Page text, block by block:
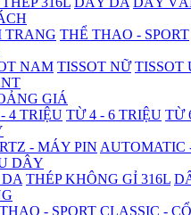
TRANG THỂ THAO - SPORT
NAM TISSOT NỮ TISSOT
GIÁ
4 TRIỆU TỪ 4 - 6 TRIỆU TỪ
- MÁY PIN AUTOMATIC
DÂY
THÉP KHÔNG GỈ 316L
- SPORT CLASSIC -